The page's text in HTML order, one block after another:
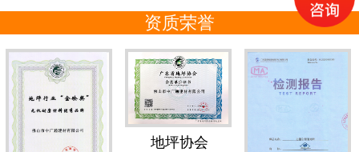
资质荣誉
地坪协会